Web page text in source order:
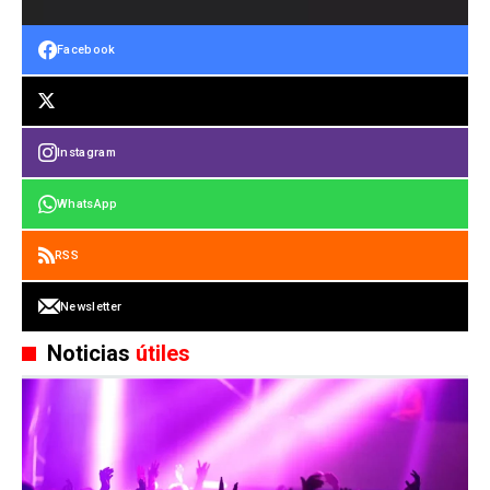
Facebook
Instagram
WhatsApp
RSS
Newsletter
Noticias útiles